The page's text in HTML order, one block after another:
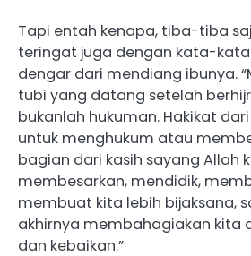
Tapi entah kenapa, tiba-tiba
teringat juga dengan kata-
dengar dari mendiang ibunya.
tubi yang datang setelah
bukanlah hukuman. Hakikat
untuk menghukum atau
bagian dari kasih sayang Allah
membesarkan, mendidik,
membuat kita lebih bijaksana,
akhirnya membahagiakan kita
dan kebaikan.”